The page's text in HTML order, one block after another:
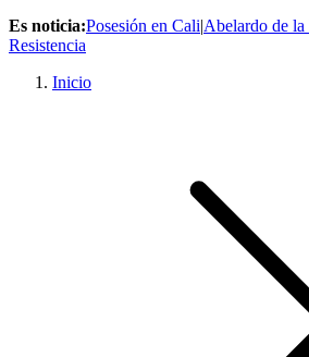
Es noticia:Posesión en Cali|Abelardo de la
Resistencia
Inicio